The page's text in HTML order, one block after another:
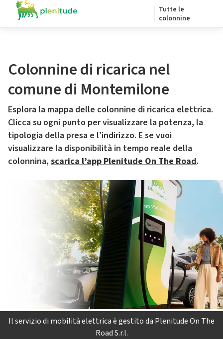
Tutte le
colonnine
Colonnine di ricarica nel
comune di Montemilone
Esplora la mappa delle colonnine di ricarica elettrica.
Clicca su ogni punto per visualizzare la potenza, la
tipologia della presa e l’indirizzo. E se vuoi
visualizzare la disponibilità in tempo reale della
colonnina, scarica l’app Plenitude On The Road.
Il servizio di mobilità elettrica è gestito da Plenitude On The
Road S.r.l.